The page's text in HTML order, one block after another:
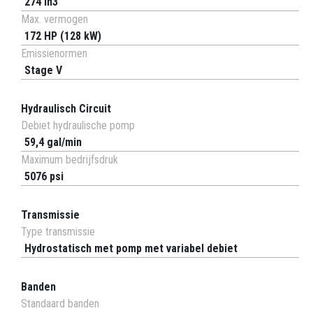
Max. vermogen
172 HP (128 kW)
Emissienormen
Stage V
Hydraulisch Circuit
Debiet hydraulische pomp
59,4 gal/min
Maximum bedrijfsdruk
5076 psi
Transmissie
Type transmissie
Hydrostatisch met pomp met variabel debiet
Banden
Standaard banden